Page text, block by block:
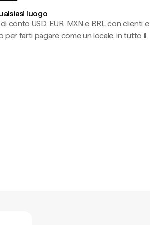
luogo
conto USD, EUR, MXN e BRL con clienti e
farti pagare come un locale, in tutto il